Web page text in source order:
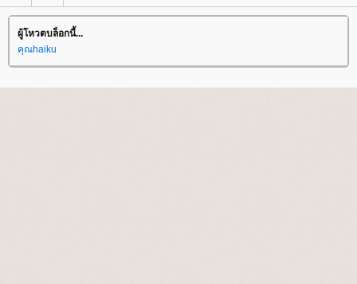
ผู้โหวตบล็อกนี้...
คุณhaiku